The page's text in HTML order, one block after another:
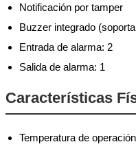
Notificación por tamper
Buzzer integrado
Entrada de alarma: 2
Salida de alarma: 1
Características
Temperatura de